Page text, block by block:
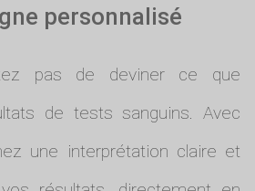
personnalisé
pas de deviner ce que
de tests sanguins. Avec
une interprétation claire et